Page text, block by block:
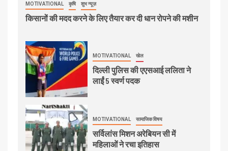
MOTIVATIONAL कृषि शुभ न्यूज़
किसानों की मदद करने के लिए तैयार कर दी धान रोपने की मशीन
MOTIVATIONAL खेल
दिल्ली पुलिस की एएसआई ललिता ने
लाईं 5 स्वर्ण पदक
MOTIVATIONAL सामाजिक विषय
सर्विलांस मिशन अरेबियन सी में
महिलाओं ने रचा इतिहास